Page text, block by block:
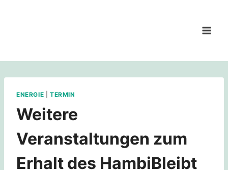
ENERGIE TERMIN
Weitere
Veranstaltungen zum
Erhalt des HambiBleibt